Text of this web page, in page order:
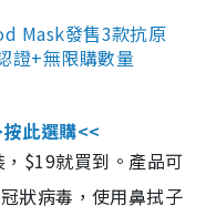
Mask發售3款抗原
證+無限購數量
此選購<<
$19就買到。產品可
狀病毒，使用鼻拭子